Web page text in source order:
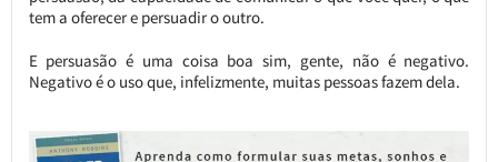
tem a oferecer e persuadir o outro.
E persuasão é uma coisa boa sim, gente, não é negativo.
Negativo é o uso que, infelizmente, muitas pessoas fazem dela.